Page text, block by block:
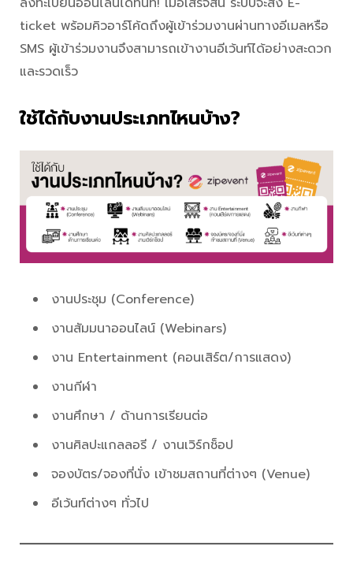
ticket พร้อมคิวอาร์โค้ดถึงผู้เข้าร่วมงานผ่านทางอีเมลหรือ
SMS ผู้เข้าร่วมงานจึงสามารถเข้างานอีเว้นท์ได้อย่างสะดวก
และรวดเร็ว
ใช้ได้กับงานประเภทไหนบ้าง?
งานประชุม (Conference)
งานสัมมนาออนไลน์ (Webinars)
งาน Entertainment (คอนเสิร์ต/การแสดง)
งานกีฬา
งานศึกษา / ด้านการเรียนต่อ
งานศิลปะแกลลอรี / งานเวิร์กช็อป
จองบัตร/จองที่นั่ง เข้าชมสถานที่ต่างๆ (Venue)
อีเว้นท์ต่างๆ ทั่วไป